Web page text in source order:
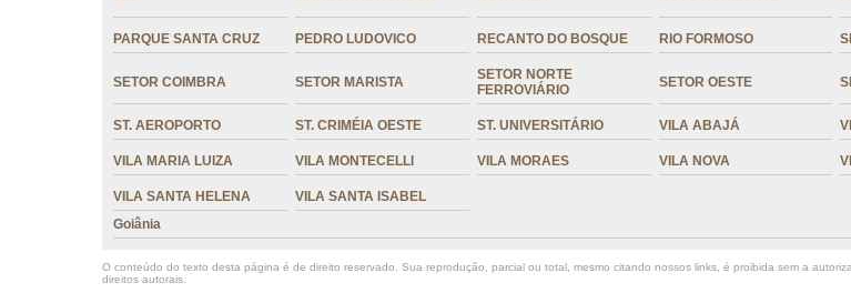
PARQUE SANTA CRUZ PEDRO LUDOVICO RECANTO DO BOSQUE RIO FORMOSO
SETOR COIMBRA SETOR MARISTA
SETOR NORTE
FERROVIÁRIO
SETOR OESTE
ST. AEROPORTO ST. CRIMÉIA OESTE ST. UNIVERSITÁRIO VILA ABAJÁ
VILA MARIA LUIZA VILA MONTECELLI VILA MORAES VILA NOVA
VILA SANTA HELENA
VILA SANTA ISABEL
Goiânia
O conteúdo do texto desta página é de direito reservado. Sua reprodução, parcial ou total, mesmo citando nossos links, é proibida sem a
direitos autorais